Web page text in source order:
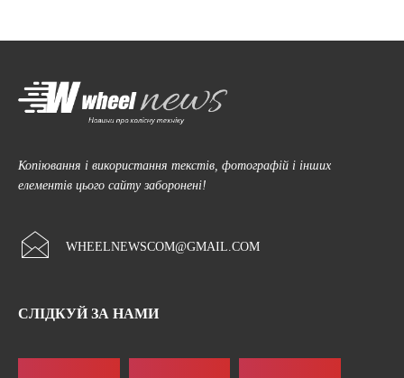
Копіювання і використання текстів, фотографій і інших
елементів цього сайту заборонені!
WHEELNEWSCOM@GMAIL.COM
СЛІДКУЙ ЗА НАМИ